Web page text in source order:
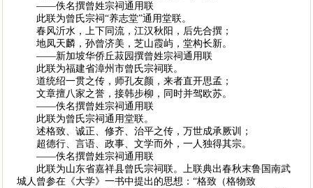
——佚名撰曾姓宗祠通用联
此联为曾氏宗祠“养志堂”通用堂联。
春风沂水，上下同流，江汉秋阳，后先合撰；
地凤天麟，孙曾济美，芝山霞屿，堂构长新。
——新加坡华侨丘菽园撰曾姓宗祠通用联
此联为福建省漳州市曾氏宗祠联。
道统绍一贯之传，师孔友颜，来者直开思孟；
文章擅八家之誉，接韩步柳，同时并驾欧苏。
——佚名撰曾姓宗祠通用联
此联为曾氏宗祠通用堂联。
述格致、诚正、修齐、治平之传，万世成承厥训；
超德行、言语、政事、文学而外，一人独得其宗。
——佚名撰曾姓宗祠通用联
此联为山东省嘉祥县曾氏宗祠联。上联典出春秋末鲁国南武
城人曾参在《大学》一书中提出的思想：“格致（格物致